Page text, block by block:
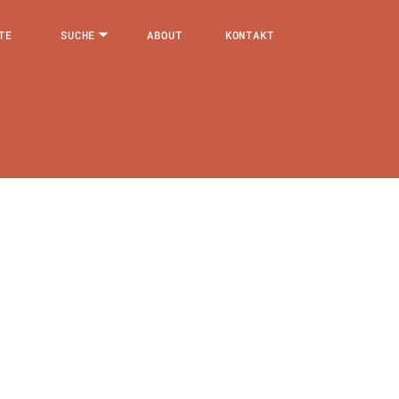
SUCHE ABOUT KONTAKT